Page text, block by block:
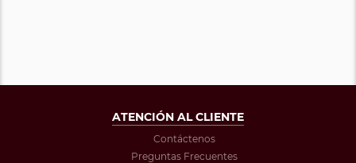
ATENCIÓN AL CLIENTE
Contáctenos
Preguntas Frecuentes